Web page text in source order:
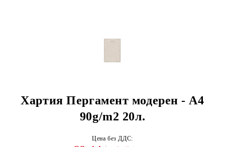
Хартия Пергамент модерен - А4
90g/m2 20л.
Цена без ДДС: